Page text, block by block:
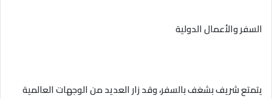
السفر والأعمال الدولية
يتمتع شريف بشغف بالسفر، وقد زار العديد من الوجهات العالمية